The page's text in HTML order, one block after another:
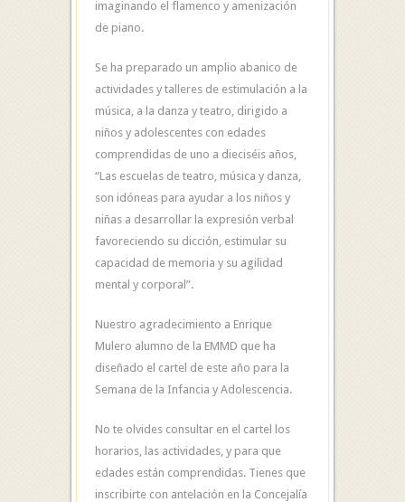
imaginando el flamenco y amenización
de piano.
Se ha preparado un amplio abanico de
actividades y talleres de estimulación a la
música, a la danza y teatro, dirigido a
niños y adolescentes con edades
comprendidas de uno a dieciséis años,
“Las escuelas de teatro, música y danza,
son idóneas para ayudar a los niños y
niñas a desarrollar la expresión verbal
favoreciendo su dicción, estimular su
capacidad de memoria y su agilidad
mental y corporal”.
Nuestro agradecimiento a Enrique
Mulero alumno de la EMMD que ha
diseñado el cartel de este año para la
Semana de la Infancia y Adolescencia.
No te olvides consultar en el cartel los
horarios, las actividades, y para que
edades están comprendidas. Tienes que
inscribirte con antelación en la Concejalía